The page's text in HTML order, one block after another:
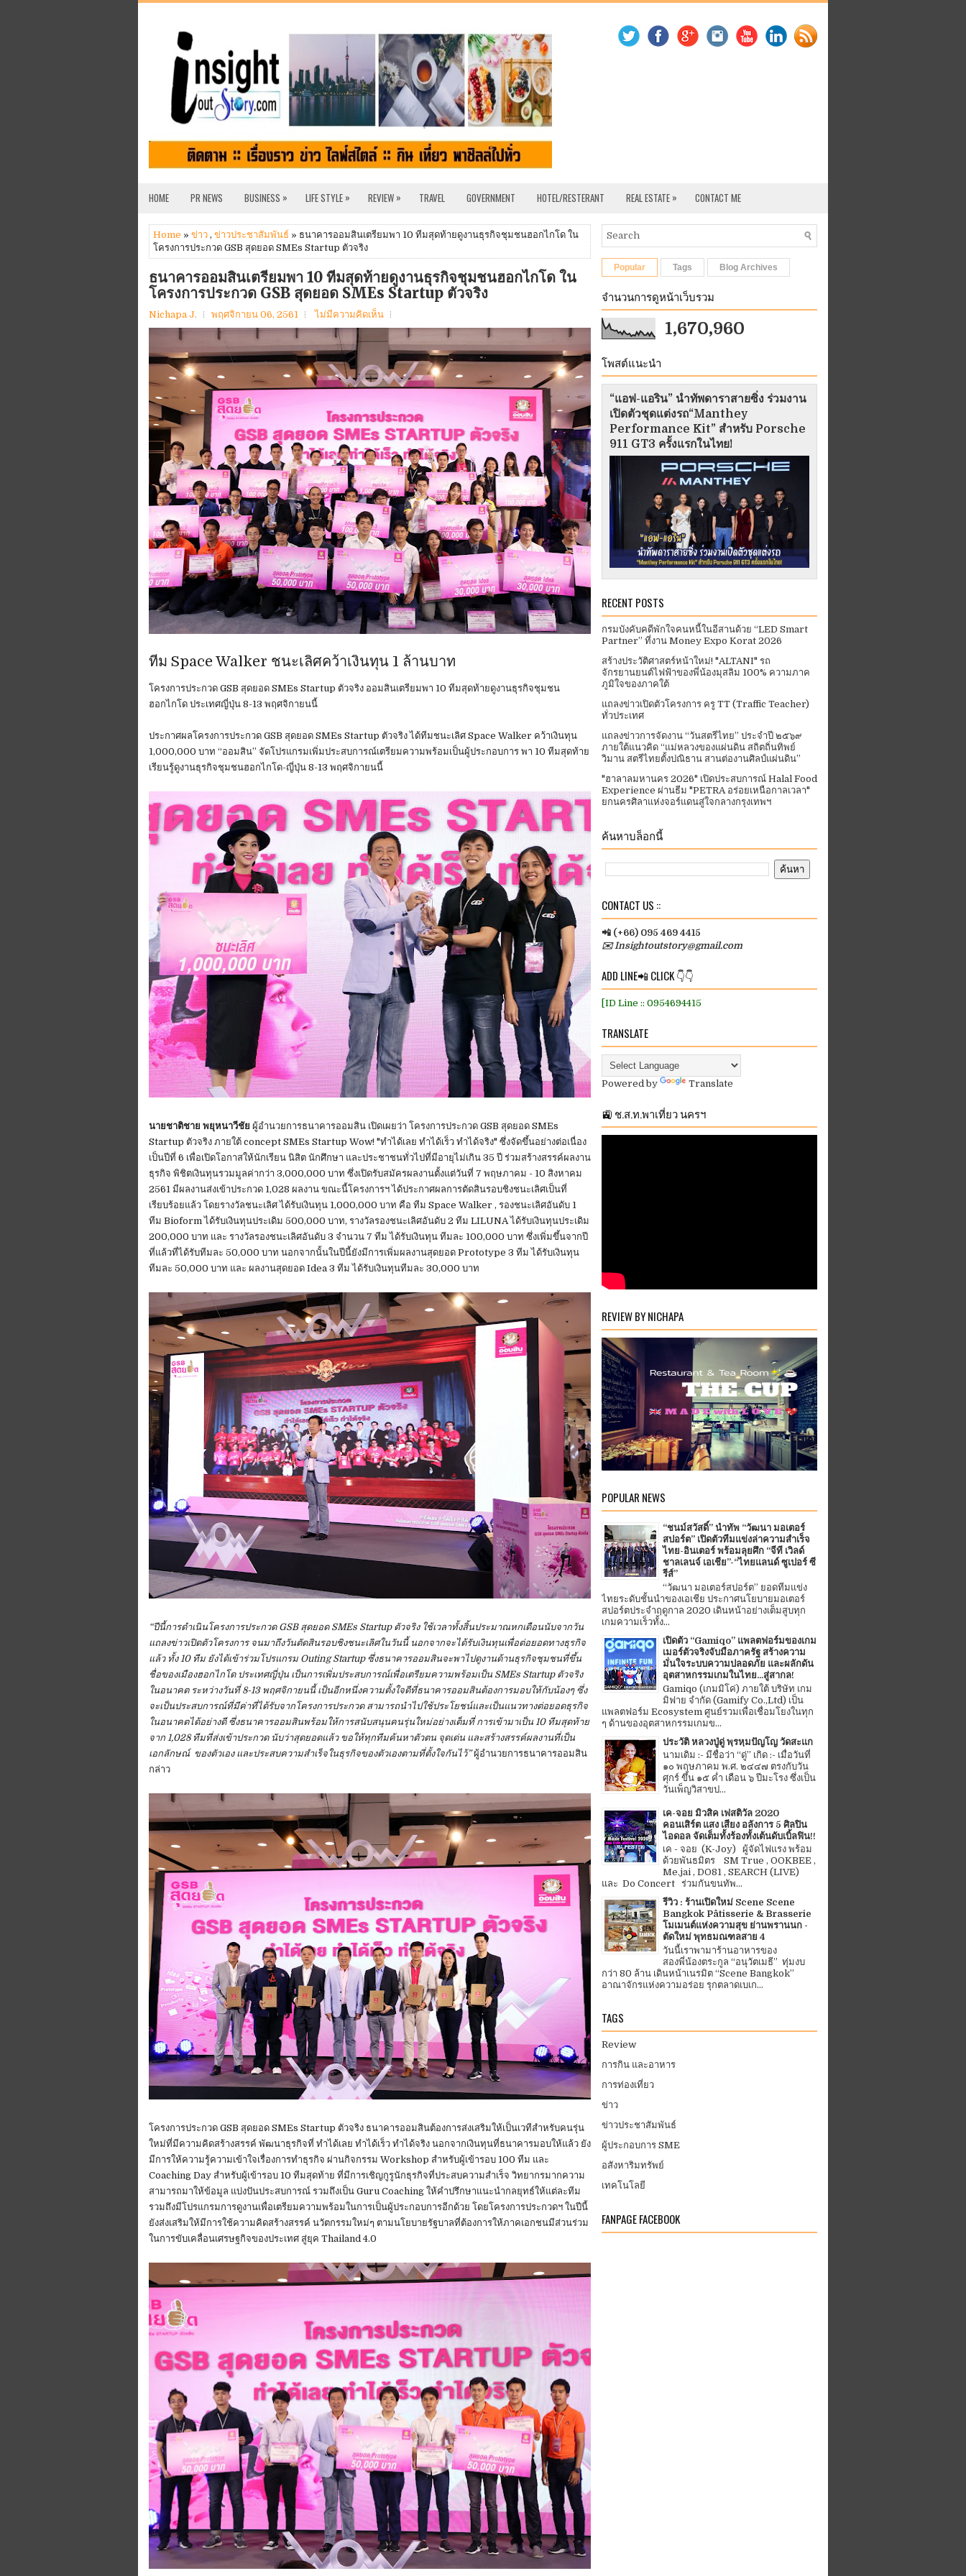
HOME PR NEWS BUSINESS » LIFE STYLE » REVIEW » TRAVEL GOVERNMENT HOTEL/RESTERANT REAL ESTATE » CONTACT ME
Home » ข่าว , ข่าวประชาสัมพันธ์ » ธนาคารออมสินเตรียมพา 10 ทีมสุดท้ายดูงานธุรกิจชุมชนฮอกไกโด ใน
โครงการประกวด GSB สุดยอด SMEs Startup ตัวจริง
ธนาคารออมสินเตรียมพา 10 ทีมสุดท้ายดูงานธุรกิจชุมชนฮอกไกโด ใน
โครงการประกวด GSB สุดยอด SMEs Startup ตัวจริง
Nichapa J. พฤศจิกายน 06, 2561 ไม่มีความคิดเห็น
ทีม Space Walker ชนะเลิศคว้าเงินทุน 1 ล้านบาท
โครงการประกวด GSB สุดยอด SMEs Startup ตัวจริง ออมสินเตรียมพา 10 ทีมสุดท้ายดูงานธุรกิจชุมชน
ฮอกไกโด ประเทศญี่ปุ่น 8-13 พฤศจิกายนนี้
ประกาศผลโครงการประกวด GSB สุดยอด SMEs Startup ตัวจริง ได้ทีมชนะเลิศ Space Walker คว้าเงินทุน
1,000,000 บาท “ออมสิน” จัดโปรแกรมเพิ่มประสบการณ์เตรียมความพร้อมเป็นผู้ประกอบการ พา 10 ทีมสุดท้าย
เรียนรู้ดูงานธุรกิจชุมชนฮอกไกโด-ญี่ปุ่น 8-13 พฤศจิกายนนี้
นายชาติชาย พยุหนาวีชัย ผู้อำนวยการธนาคารออมสิน เปิดเผยว่า โครงการประกวด GSB สุดยอด SMEs
Startup ตัวจริง ภายใต้ concept SMEs Startup Wow! "ทำได้เลย ทำได้เร็ว ทำได้จริง" ซึ่งจัดขึ้นอย่างต่อเนื่อง
เป็นปีที่ 6 เพื่อเปิดโอกาสให้นักเรียน นิสิต นักศึกษา และประชาชนทั่วไปที่มีอายุไม่เกิน 35 ปี ร่วมสร้างสรรค์ผลงาน
ธุรกิจ พิชิตเงินทุนรวมมูลค่ากว่า 3,000,000 บาท ซึ่งเปิดรับสมัครผลงานตั้งแต่วันที่ 7 พฤษภาคม - 10 สิงหาคม
2561 มีผลงานส่งเข้าประกวด 1,028 ผลงาน ขณะนี้โครงการฯ ได้ประกาศผลการตัดสินรอบชิงชนะเลิศเป็นที่
เรียบร้อยแล้ว โดยรางวัลชนะเลิศ ได้รับเงินทุน 1,000,000 บาท คือ ทีม Space Walker , รองชนะเลิศอันดับ 1
ทีม Bioform ได้รับเงินทุนประเดิม 500,000 บาท, รางวัลรองชนะเลิศอันดับ 2 ทีม LILUNA ได้รับเงินทุนประเดิม
200,000 บาท และ รางวัลรองชนะเลิศอันดับ 3 จำนวน 7 ทีม ได้รับเงินทุน ทีมละ 100,000 บาท ซึ่งเพิ่มขึ้นจากปี
ที่แล้วที่ได้รับทีมละ 50,000 บาท นอกจากนั้นในปีนี้ยังมีการเพิ่มผลงานสุดยอด Prototype 3 ทีม ได้รับเงินทุน
ทีมละ 50,000 บาท และ ผลงานสุดยอด Idea 3 ทีม ได้รับเงินทุนทีมละ 30,000 บาท
“ปีนี้การดำเนินโครงการประกวด GSB สุดยอด SMEs Startup ตัวจริง ใช้เวลาทั้งสิ้นประมาณหกเดือนนับจากวัน
แถลงข่าวเปิดตัวโครงการ จนมาถึงวันตัดสินรอบชิงชนะเลิศในวันนี้ นอกจากจะได้รับเงินทุนเพื่อต่อยอดทางธุรกิจ
แล้ว ทั้ง 10 ทีม ยังได้เข้าร่วมโปรแกรม Outing Startup ซึ่งธนาคารออมสินจะพาไปดูงานด้านธุรกิจชุมชนที่ขึ้น
ชื่อของเมืองฮอกไกโด ประเทศญี่ปุ่น เป็นการเพิ่มประสบการณ์เพื่อเตรียมความพร้อมเป็น SMEs Startup ตัวจริง
ในอนาคต ระหว่างวันที่ 8-13 พฤศจิกายนนี้ เป็นอีกหนึ่งความตั้งใจดีที่ธนาคารออมสินต้องการมอบให้กับน้องๆ ซึ่ง
จะเป็นประสบการณ์ที่มีค่าที่ได้รับจากโครงการประกวด สามารถนำไปใช้ประโยชน์และเป็นแนวทางต่อยอดธุรกิจ
ในอนาคตได้อย่างดี ซึ่งธนาคารออมสินพร้อมให้การสนับสนุนคนรุ่นใหม่อย่างเต็มที่ การเข้ามาเป็น 10 ทีมสุดท้าย
จาก 1,028 ทีมที่ส่งเข้าประกวด นับว่าสุดยอดแล้ว ขอให้ทุกทีมค้นหาตัวตน จุดเด่น และสร้างสรรค์ผลงานที่เป็น
เอกลักษณ์ ของตัวเอง และประสบความสำเร็จในธุรกิจของตัวเองตามที่ตั้งใจกันไว้”ผู้อำนวยการธนาคารออมสิน
กล่าว
โครงการประกวด GSB สุดยอด SMEs Startup ตัวจริง ธนาคารออมสินต้องการส่งเสริมให้เป็นเวทีสำหรับคนรุ่น
ใหม่ที่มีความคิดสร้างสรรค์ พัฒนาธุรกิจที่ ทำได้เลย ทำได้เร็ว ทำได้จริง นอกจากเงินทุนที่ธนาคารมอบให้แล้ว ยัง
มีการให้ความรู้ความเข้าใจเรื่องการทำธุรกิจ ผ่านกิจกรรม Workshop สำหรับผู้เข้ารอบ 100 ทีม และ
Coaching Day สำหรับผู้เข้ารอบ 10 ทีมสุดท้าย ที่มีการเชิญกูรูนักธุรกิจที่ประสบความสำเร็จ วิทยากรมากความ
สามารถมาให้ข้อมูล แบ่งปันประสบการณ์ รวมถึงเป็น Guru Coaching ให้คำปรึกษาแนะนำกลยุทธ์ให้แต่ละทีม
รวมถึงมีโปรแกรมการดูงานเพื่อเตรียมความพร้อมในการเป็นผู้ประกอบการอีกด้วย โดยโครงการประกวดฯ ในปีนี้
ยังส่งเสริมให้มีการใช้ความคิดสร้างสรรค์ นวัตกรรมใหม่ๆ ตามนโยบายรัฐบาลที่ต้องการให้ภาคเอกชนมีส่วนร่วม
ในการขับเคลื่อนเศรษฐกิจของประเทศ สู่ยุค Thailand 4.0
Popular Tags Blog Archives
จำนวนการดูหน้าเว็บรวม
1,670,960
โพสต์แนะนำ
“แอฟ-แอริน” นำทัพดาราสายซิ่ง ร่วมงาน
เปิดตัวชุดแต่งรถ“Manthey
Performance Kit” สำหรับ Porsche
911 GT3 ครั้งแรกในไทย!
RECENT POSTS
กรมบังคับคดีพักใจคนหนี้ในอีสานด้วย “LED Smart
Partner” ที่งาน Money Expo Korat 2026
สร้างประวัติศาสตร์หน้าใหม่! "ALTANI" รถ
จักรยานยนต์ไฟฟ้าของพี่น้องมุสลิม 100% ความภาค
ภูมิใจของภาคใต้
แถลงข่าวเปิดตัวโครงการ ครู TT (Traffic Teacher)
ทั่วประเทศ​
แถลงข่าวการจัดงาน “วันสตรีไทย” ประจําปี ๒๕๖๙
ภายใต้แนวคิด “แม่หลวงของแผ่นดิน สถิตถิ่นทิพย์
วิมาน สตรีไทยตั้งปณิธาน สานต่องานศิลป์แผ่นดิน”
"ฮาลาลมหานคร 2026" เปิดประสบการณ์ Halal Food
Experience ผ่านธีม "PETRA อร่อยเหนือกาลเวลา"
ยกนครศิลาแห่งจอร์แดนสู่ใจกลางกรุงเทพฯ
ค้นหาบล็อกนี้
CONTACT US ::
📲 (+66) 095 469 4415
✉️ Insightoutstory@gmail.com
ADD LINE📲 CLICK 👇👇
[ID Line :: 0954694415
TRANSLATE
Powered by Translate
🚉 ช.ส.ท.พาเที่ยว นครฯ
REVIEW BY NICHAPA
POPULAR NEWS
“ชนม์สวัสดิ์” นำทัพ “วัฒนา มอเตอร์
สปอร์ต” เปิดตัวทีมแข่งล่าความสำเร็จ
ไทย-อินเตอร์ พร้อมลุยศึก “จีที เวิลด์
ชาลเลนจ์ เอเชีย”-“ไทยแลนด์ ซูเปอร์ ซี
รีส์”
“วัฒนา มอเตอร์สปอร์ต” ยอดทีมแข่ง
ไทยระดับชั้นนำของเอเชีย ประกาศนโยบายมอเตอร์
สปอร์ตประจำฤดูกาล 2020 เดินหน้าอย่างเต็มสูบทุก
เกมความเร็วทั้ง...
เปิดตัว “Gamiqo” แพลตฟอร์มของเกม
เมอร์ตัวจริงจับมือภาครัฐ สร้างความ
มั่นใจระบบความปลอดภัย และผลักดัน
อุตสาหกรรมเกมในไทย...สู่สากล!
Gamiqo (เกมมิโค่) ภายใต้ บริษัท เกม
มิฟาย จำกัด (Gamify Co.,Ltd) เป็น
แพลตฟอร์ม Ecosystem ศูนย์รวมเพื่อเชื่อมโยงในทุก
ๆ ด้านของอุตสาหกรรมเกมข...
ประวัติ หลวงปู่ดู่ พฺรหฺมปัญโญ วัดสะแก
นามเดิม :- มีชื่อว่า “ดู่” เกิด :- เมื่อวันที่
๑๐ พฤษภาคม พ.ศ. ๒๔๔๗ ตรงกับวัน
ศุกร์ ขึ้น ๑๕ ค่ำ เดือน ๖ ปีมะโรง ซึ่งเป็น
วันเพ็ญวิสาขป...
เค-จอย มิวสิค เฟสติวัล 2020
คอนเสิร์ต แสง เสียง อลังการ 5 ศิลปิน
ไอดอล จัดเต็มทั้งร้องทั้งเต้นดับเบิ้ลฟิน!!
เค - จอย (K-Joy) ผู้จัดไฟแรง พร้อม
ด้วยพันธมิตร SM True , OOKBEE ,
Me.jai , DO81 , SEARCH (LIVE)
และ Do Concert ร่วมกันขนทัพ...
รีวิว : ร้านเปิดใหม่ Scene Scene
Bangkok Pâtisserie & Brasserie
โมเมนต์แห่งความสุข ย่านพรานนก -
ตัดใหม่ พุทธมณฑลสาย 4
วันนี้เราพามาร้านอาหารของ
สองพี่น้องตระกูล “อนุวัตเมธี” ทุ่มงบ
กว่า 80 ล้าน เดินหน้าเนรมิต “Scene Bangkok”
อาณาจักรแห่งความอร่อย รุกตลาดเบเก...
TAGS
Review
การกิน และอาหาร
การท่องเที่ยว
ข่าว
ข่าวประชาสัมพันธ์
ผู้ประกอบการ SME
อสังหาริมทรัพย์
เทคโนโลยี
FANPAGE FACEBOOK